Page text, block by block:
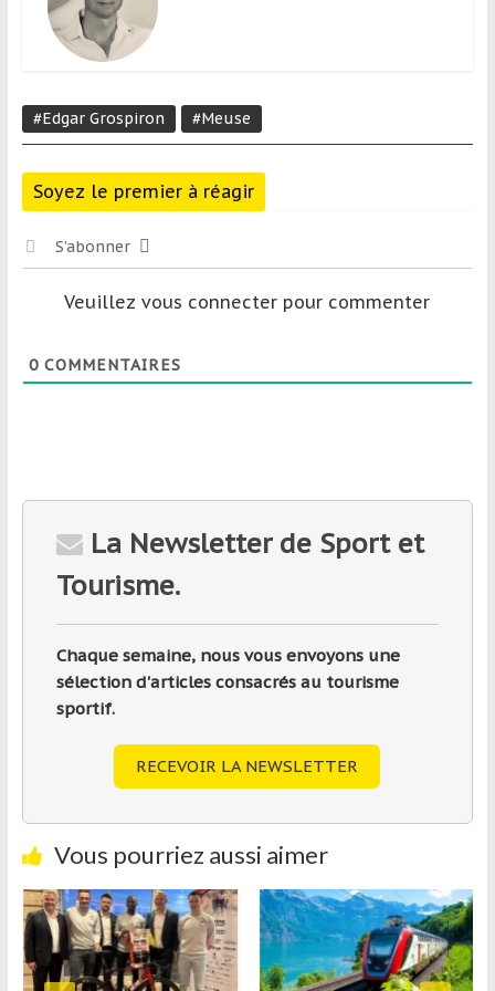
#Edgar Grospiron #Meuse
Soyez le premier à réagir
S’abonner
Veuillez vous connecter pour commenter
0COMMENTAIRES
La Newsletter de Sport et
Tourisme.
Chaque semaine, nous vous envoyons une
sélection d'articles consacrés au tourisme
sportif.
RECEVOIR LA NEWSLETTER
Vous pourriez aussi aimer